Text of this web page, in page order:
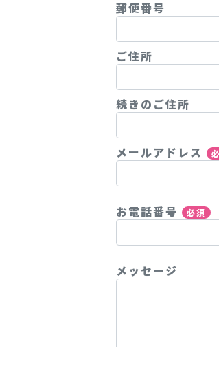
郵便番号
ご住所
続きのご住所
メールアドレス
お電話番号 必須
メッセージ